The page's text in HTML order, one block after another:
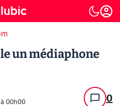
un médiaphone
00h00 0